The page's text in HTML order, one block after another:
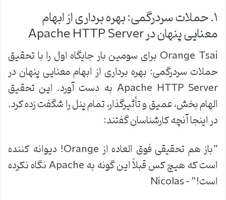
۱.حملات سردرگمی: بهره برداری از ابهام
معنایی پنهان در
Orange Tsai برای سومین بار جایگاه اول را با تحقیق
حملات سردرگمی: بهره برداری از ابهام معنایی پنهان در
Apache HTTP Server به دست آورد. این تحقیق
الهام بخش، عمیق و تأثیرگذار، تمام پنل را شگفت زده کرد.
در اینجا آنچه کارشناسان گفتند:
“باز هم تحقیقی فوق العاده از
دیوانه کننده
است که هیچ کس قبلاً این گونه به
نگاه نکرده
است!” – Nicolas